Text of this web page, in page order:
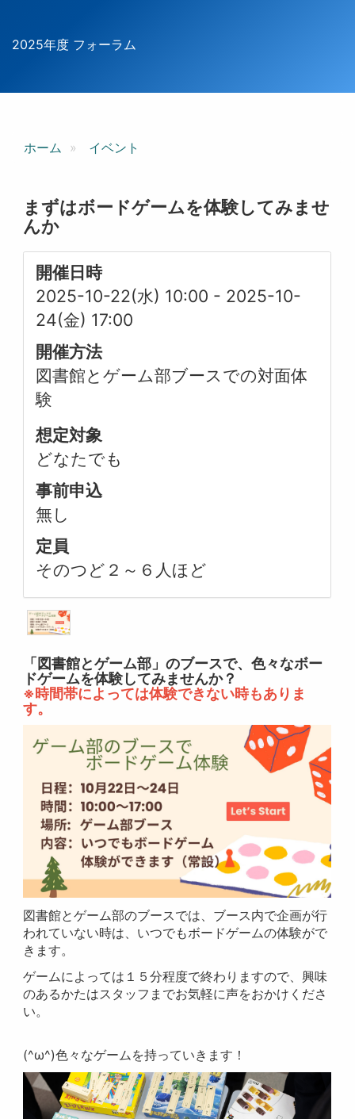
2025年度 フォーラム
ホーム イベント
まずはボードゲームを体験してみませ
んか
開催日時
2025-10-22(水) 10:00 - 2025-10-
24(金) 17:00
開催方法
図書館とゲーム部ブースでの対面体
験
想定対象
どなたでも
事前申込
無し
定員
そのつど２～６人ほど
「図書館とゲーム部」のブースで、色々なボー
ドゲームを体験してみませんか？
※時間帯によっては体験できない時もありま
す。
図書館とゲーム部のブースでは、ブース内で企画が行
われていない時は、いつでもボードゲームの体験がで
きます。
ゲームによっては１５分程度で終わりますので、興味
のあるかたはスタッフまでお気軽に声をおかけくださ
い。
(^ω^)色々なゲームを持っていきます！